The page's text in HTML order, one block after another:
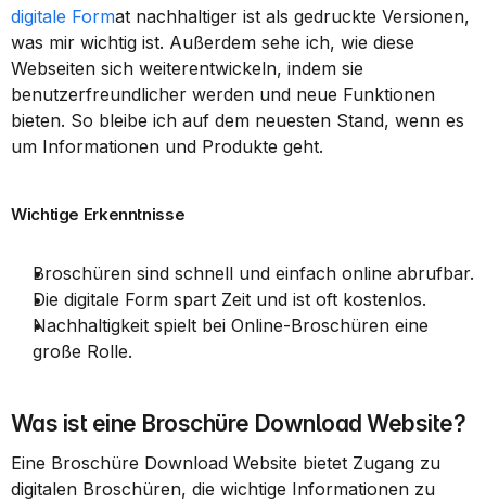
digitale Format nachhaltiger ist als gedruckte Versionen,
was mir wichtig ist. Außerdem sehe ich, wie diese
Webseiten sich weiterentwickeln, indem sie
benutzerfreundlicher werden und neue Funktionen
bieten. So bleibe ich auf dem neuesten Stand, wenn es
um Informationen und Produkte geht.
Wichtige Erkenntnisse
Broschüren sind schnell und einfach online abrufbar.
Die digitale Form spart Zeit und ist oft kostenlos.
Nachhaltigkeit spielt bei Online-Broschüren eine
große Rolle.
Was ist eine Broschüre Download Website?
Eine Broschüre Download Website bietet Zugang zu
digitalen Broschüren, die wichtige Informationen zu